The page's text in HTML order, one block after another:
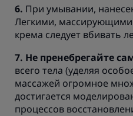
При умывании,
Легкими, массирующими
крема следует вбивать
Не пренебрегайте
всего тела (уделяя
массажей огромное
достигается
процессов